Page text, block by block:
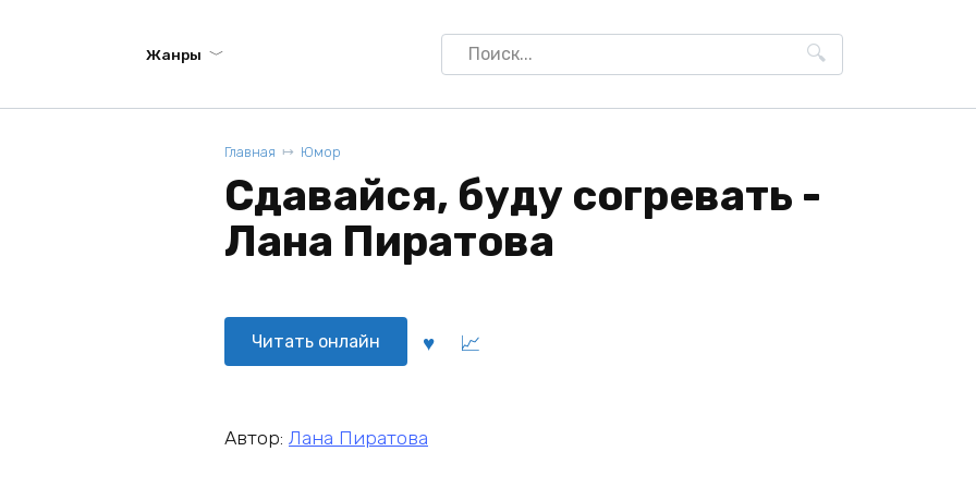
Жанры
Search
for:
Главная Юмор
Сдавайся, буду согревать -
Лана Пиратова
Читать онлайн
Автор: Лана Пиратова